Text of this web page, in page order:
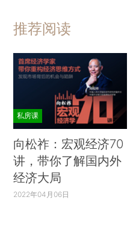
推荐阅读
私房课
向松祚：宏观经济70
讲，带你了解国内外
经济大局
2022年04月06日